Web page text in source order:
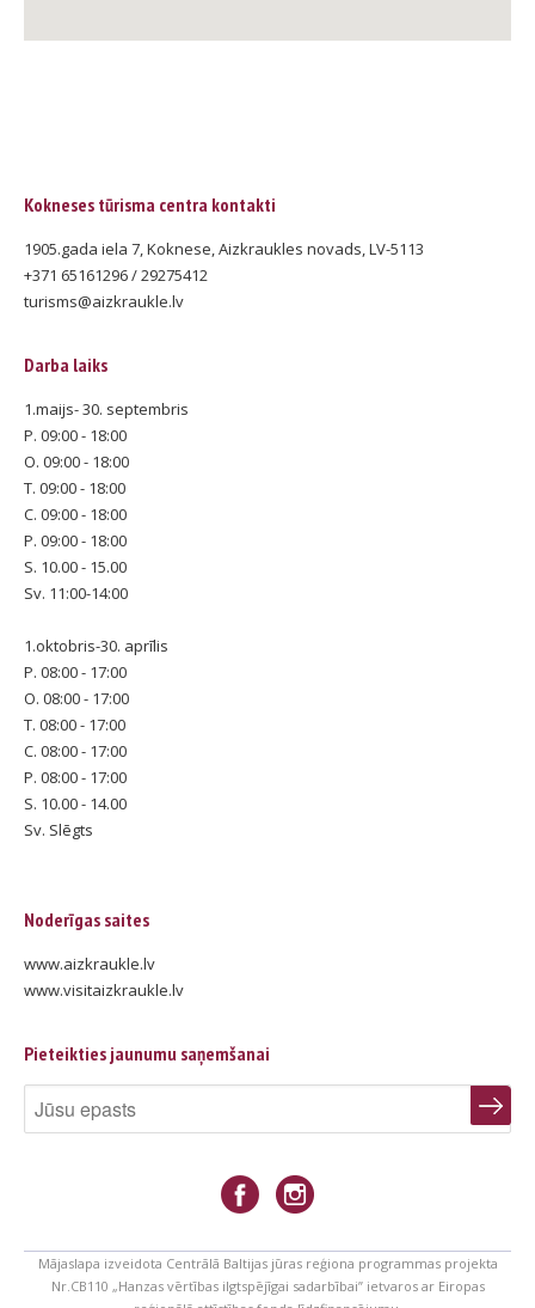
Kokneses tūrisma centra kontakti
1905.gada iela 7, Koknese, Aizkraukles novads, LV-5113
+371 65161296 / 29275412
turisms@aizkraukle.lv
Darba laiks
1.maijs- 30. septembris
P. 09:00 - 18:00
O. 09:00 - 18:00
T. 09:00 - 18:00
C. 09:00 - 18:00
P. 09:00 - 18:00
S. 10.00 - 15.00
Sv. 11:00-14:00
1.oktobris-30. aprīlis
P. 08:00 - 17:00
O. 08:00 - 17:00
T. 08:00 - 17:00
C. 08:00 - 17:00
P. 08:00 - 17:00
S. 10.00 - 14.00
Sv. Slēgts
Noderīgas saites
www.aizkraukle.lv
www.visitaizkraukle.lv
Pieteikties jaunumu saņemšanai
Mājaslapa izveidota Centrālā Baltijas jūras reģiona programmas projekta
Nr.CB110 „Hanzas vērtības ilgtspējīgai sadarbībai” ietvaros ar Eiropas